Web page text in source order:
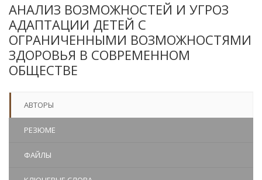
АНАЛИЗ ВОЗМОЖНОСТЕЙ И УГРОЗ
АДАПТАЦИИ ДЕТЕЙ С
ОГРАНИЧЕННЫМИ ВОЗМОЖНОСТЯМИ
ЗДОРОВЬЯ В СОВРЕМЕННОМ
ОБЩЕСТВЕ
АВТОРЫ
РЕЗЮМЕ
ФАЙЛЫ